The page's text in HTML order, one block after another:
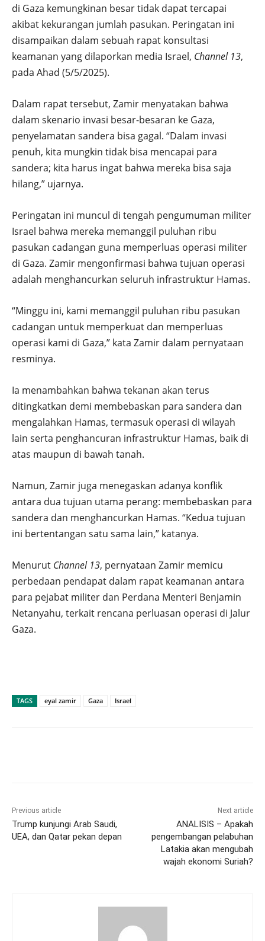
di Gaza kemungkinan besar tidak dapat tercapai
akibat kekurangan jumlah pasukan. Peringatan ini
disampaikan dalam sebuah rapat konsultasi
keamanan yang dilaporkan media Israel, Channel 13,
pada Ahad (5/5/2025).
Dalam rapat tersebut, Zamir menyatakan bahwa
dalam skenario invasi besar-besaran ke Gaza,
penyelamatan sandera bisa gagal. “Dalam invasi
penuh, kita mungkin tidak bisa mencapai para
sandera; kita harus ingat bahwa mereka bisa saja
hilang,” ujarnya.
Peringatan ini muncul di tengah pengumuman militer
Israel bahwa mereka memanggil puluhan ribu
pasukan cadangan guna memperluas operasi militer
di Gaza. Zamir mengonfirmasi bahwa tujuan operasi
adalah menghancurkan seluruh infrastruktur Hamas.
“Minggu ini, kami memanggil puluhan ribu pasukan
cadangan untuk memperkuat dan memperluas
operasi kami di Gaza,” kata Zamir dalam pernyataan
resminya.
Ia menambahkan bahwa tekanan akan terus
ditingkatkan demi membebaskan para sandera dan
mengalahkan Hamas, termasuk operasi di wilayah
lain serta penghancuran infrastruktur Hamas, baik di
atas maupun di bawah tanah.
Namun, Zamir juga menegaskan adanya konflik
antara dua tujuan utama perang: membebaskan para
sandera dan menghancurkan Hamas. “Kedua tujuan
ini bertentangan satu sama lain,” katanya.
Menurut Channel 13, pernyataan Zamir memicu
perbedaan pendapat dalam rapat keamanan antara
para pejabat militer dan Perdana Menteri Benjamin
Netanyahu, terkait rencana perluasan operasi di Jalur
Gaza.
TAGS eyal zamir Gaza Israel
Previous article
Trump kunjungi Arab Saudi,
UEA, dan Qatar pekan depan
Next article
ANALISIS – Apakah
pengembangan pelabuhan
Latakia akan mengubah
wajah ekonomi Suriah?